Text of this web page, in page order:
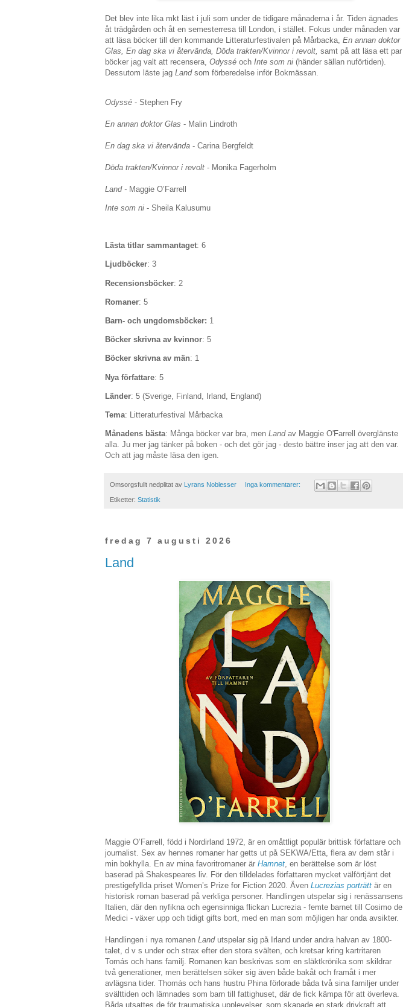
Det blev inte lika mkt läst i juli som under de tidigare månaderna i år. Tiden ägnades
åt trädgården och åt en semesterresa till London, i stället. Fokus under månaden var
att läsa böcker till den kommande Litteraturfestivalen på Mårbacka, En annan doktor
Glas, En dag ska vi återvända, Döda trakten/Kvinnor i revolt, samt på att läsa ett par
böcker jag valt att recensera, Odyssé och Inte som ni (händer sällan nuförtiden).
Dessutom läste jag Land som förberedelse inför Bokmässan.
Odyssé - Stephen Fry
En annan doktor Glas - Malin Lindroth
En dag ska vi återvända - Carina Bergfeldt
Döda trakten/Kvinnor i revolt - Monika Fagerholm
Land - Maggie O’Farrell
Inte som ni - Sheila Kalusumu
Lästa titlar sammantaget: 6
Ljudböcker: 3
Recensionsböcker: 2
Romaner: 5
Barn- och ungdomsböcker: 1
Böcker skrivna av kvinnor: 5
Böcker skrivna av män: 1
Nya författare: 5
Länder: 5 (Sverige, Finland, Irland, England)
Tema: Litteraturfestival Mårbacka
Månadens bästa: Många böcker var bra, men Land av Maggie O'Farrell överglänste
alla. Ju mer jag tänker på boken - och det gör jag - desto bättre inser jag att den var.
Och att jag måste läsa den igen.
Omsorgsfullt nedplitat av Lyrans Noblesser Inga kommentarer:
Etiketter: Statistik
fredag 7 augusti 2026
Land
Maggie O’Farrell, född i Nordirland 1972, är en omåttligt populär brittisk författare och
journalist. Sex av hennes romaner har getts ut på SEKWA/Etta, flera av dem står i
min bokhylla. En av mina favoritromaner är Hamnet, en berättelse som är löst
baserad på Shakespeares liv. För den tilldelades författaren mycket välförtjänt det
prestigefyllda priset Women’s Prize for Fiction 2020. Även Lucrezias porträtt är en
historisk roman baserad på verkliga personer. Handlingen utspelar sig i renässansens
Italien, där den nyfikna och egensinniga flickan Lucrezia - femte barnet till Cosimo de
Medici - växer upp och tidigt gifts bort, med en man som möjligen har onda avsikter.
Handlingen i nya romanen Land utspelar sig på Irland under andra halvan av 1800-
talet, d v s under och strax efter den stora svälten, och kretsar kring kartritaren
Tomás och hans familj. Romanen kan beskrivas som en släktkrönika som skildrar
två generationer, men berättelsen söker sig även både bakåt och framåt i mer
avlägsna tider. Thomás och hans hustru Phina förlorade båda två sina familjer under
svälttiden och lämnades som barn till fattighuset, där de fick kämpa för att överleva.
Båda utsattes de för traumatiska upplevelser, som skapade en stark drivkraft att